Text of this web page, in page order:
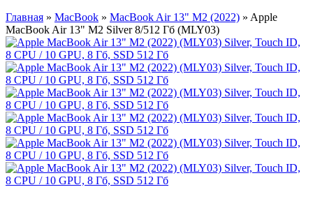
Главная » MacBook » MacBook Air 13" M2 (2022) » Apple
MacBook Air 13" M2 Silver 8/512 Гб (MLY03)